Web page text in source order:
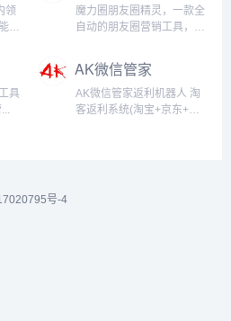
友等功能，是国内领先的微
信营销助手。...
领
微
魔力圈朋友圈精灵，一款全
自动的朋友圈营销工具，集
体的全能营销工具...
具
AK微信管家
AK微信管家返利机器人 淘
客返利系统(淘宝+京东+拼
号-4